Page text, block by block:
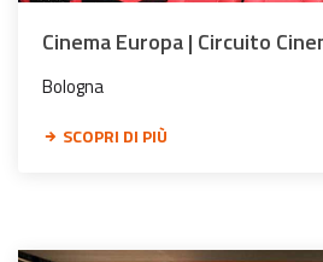
Cinema Europa | Circuito
Bologna
SCOPRI DI PIÙ